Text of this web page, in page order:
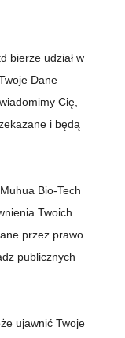
bierze udział w
Dane
Cię,
i będą
Bio-Tech
Twoich
przez prawo
publicznych
ujawnić Twoje